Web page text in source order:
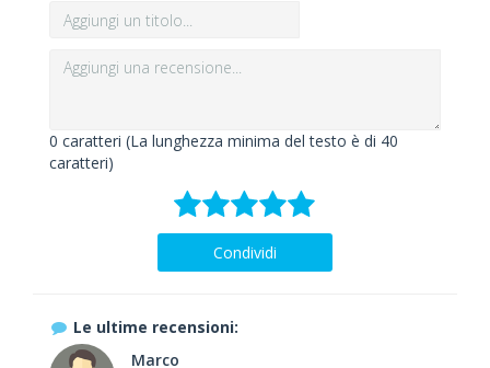
0 caratteri (La lunghezza minima del testo è di 40
caratteri)
Condividi
Le ultime recensioni:
Marco